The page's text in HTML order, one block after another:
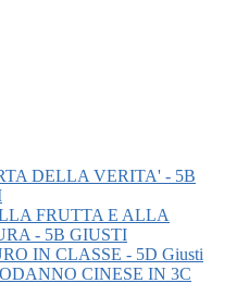
DELLA VERITA' - 5B
FRUTTA E ALLA
- 5B GIUSTI
IN CLASSE - 5D Giusti
CINESE IN 3C